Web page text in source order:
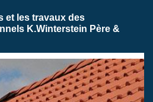
et les travaux des
K.Winterstein Père &